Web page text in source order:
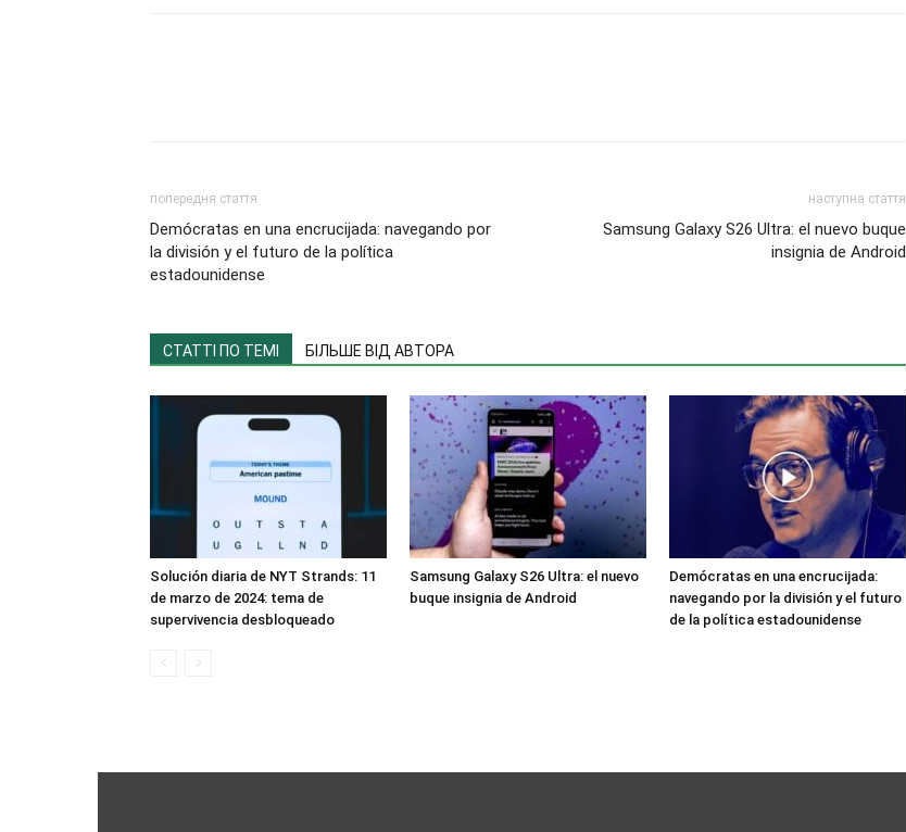
попередня стаття
Demócratas en una encrucijada: navegando por
la división y el futuro de la política
estadounidense
наступна стаття
Samsung Galaxy S26 Ultra: el nuevo buque
insignia de Android
СТАТТІ ПО ТЕМІ БІЛЬШЕ ВІД АВТОРА
Solución diaria de NYT Strands: 11
de marzo de 2024: tema de
supervivencia desbloqueado
Samsung Galaxy S26 Ultra: el nuevo
buque insignia de Android
Demócratas en una encrucijada:
navegando por la división y el futuro
de la política estadounidense